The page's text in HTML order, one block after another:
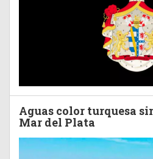
Aguas color turquesa
Mar del Plata